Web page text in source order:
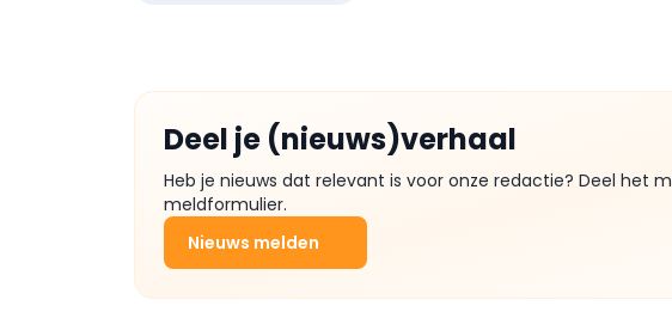
Deel je (nieuws)verhaal
Heb je nieuws dat relevant is voor onze redactie? Deel het
meldformulier.
Nieuws melden